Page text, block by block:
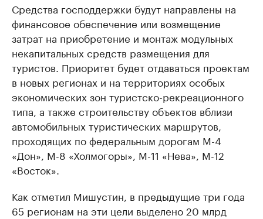
Средства господдержки будут направлены на
финансовое обеспечение или возмещение
затрат на приобретение и монтаж модульных
некапитальных средств размещения для
туристов. Приоритет будет отдаваться проектам
в новых регионах и на территориях особых
экономических зон туристско-рекреационного
типа, а также строительству объектов вблизи
автомобильных туристических маршрутов,
проходящих по федеральным дорогам М-4
«Дон», М-8 «Холмогоры», М-11 «Нева», М-12
«Восток».
Как отметил Мишустин, в предыдущие три года
65 регионам на эти цели выделено 20 млрд